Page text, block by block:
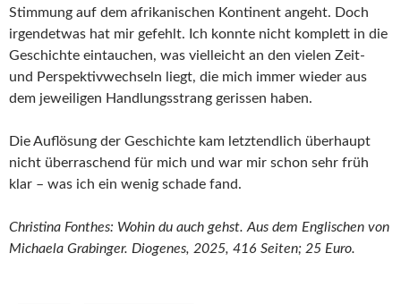
Stimmung auf dem afrikanischen Kontinent angeht. Doch
irgendetwas hat mir gefehlt. Ich konnte nicht komplett in die
Geschichte eintauchen, was vielleicht an den vielen Zeit-
und Perspektivwechseln liegt, die mich immer wieder aus
dem jeweiligen Handlungsstrang gerissen haben.
Die Auflösung der Geschichte kam letztendlich überhaupt
nicht überraschend für mich und war mir schon sehr früh
klar – was ich ein wenig schade fand.
Christina Fonthes: Wohin du auch gehst. Aus dem Englischen von
Michaela Grabinger. Diogenes, 2025, 416 Seiten; 25 Euro.